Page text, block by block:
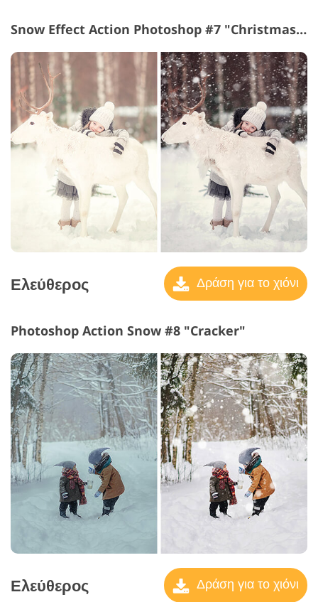
Snow Effect Action Photoshop #7 "Christmas Tree"
Ελεύθερος Δράση για το χιόνι
Photoshop Action Snow #8 "Cracker"
Ελεύθερος Δράση για το χιόνι